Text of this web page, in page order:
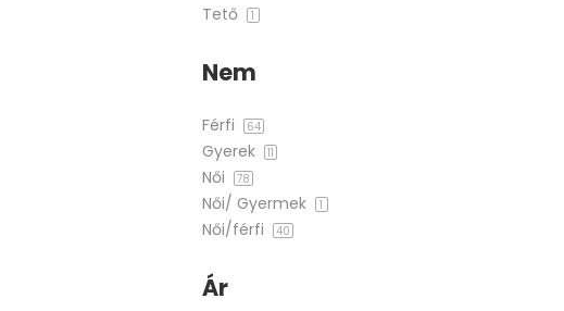
Tető 1
Nem
Férfi 64
Gyerek 11
Női 78
Női/ Gyermek 1
Női/férfi 40
Ár